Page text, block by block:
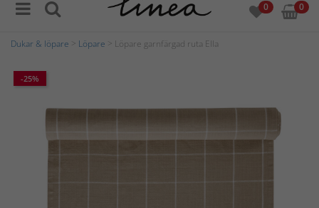
0 0
Dukar & löpare Löpare > Löpare garnfärgad ruta Ella
-25%